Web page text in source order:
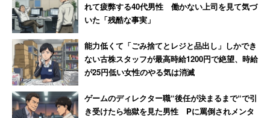
れて疲弊する40代男性 働かない上司を見て気づ
いた「残酷な事実」
能力低くて「ごみ捨てとレジと品出し」しかでき
ない古株スタッフが最高時給1200円で絶望、時給
が25円低い女性のやる気は消滅
ゲームのディレクター職“後任が決まるまで“で引
き受けたら地獄を見た男性 Pに罵倒されメンタ